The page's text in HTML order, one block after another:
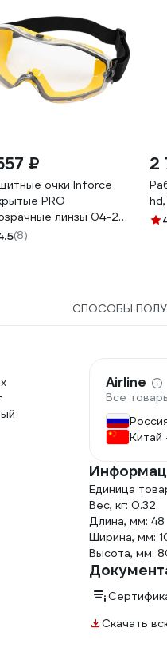
₽
очки Inforce
PRO
линзы 04-24-
(8)
2
СПОСОБЫ
Airline
Все
Китай
Единица
Вес, кг: 0.32
Длина, мм: 48
Ширина, мм:
Высота, мм:
Скачать